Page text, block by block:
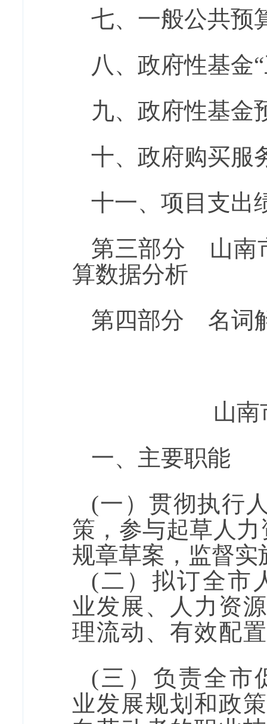
七、一般公共预
八、政府性基金
九、政府性基金
十、 政府购买服
十一、项目支出
第三部分 山南
算数据分析
第四部分 名词
山南
一、主要职能
(一 ）贯彻执行
策， 参与起草人
规章草案，监督
(二 ）拟订全市
业发展、人力资
理流动、有效配
(三 ） 负责全市
业发展规划和政